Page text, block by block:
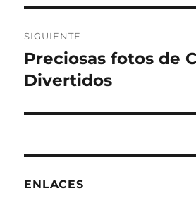
SIGUIENTE
Entrada
siguiente:
Preciosas fotos de
Divertidos
ENLACES